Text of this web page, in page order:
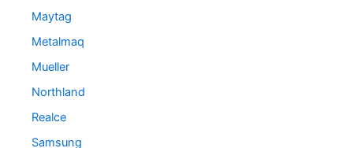
Maytag
Metalmaq
Mueller
Northland
Realce
Samsung